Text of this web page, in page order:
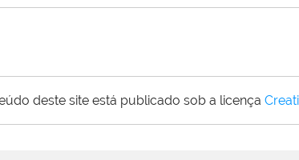
deste site está publicado sob a licença